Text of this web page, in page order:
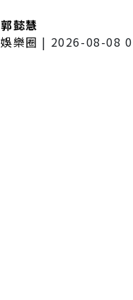
郭懿慧
娛樂圈 | 2026-08-08